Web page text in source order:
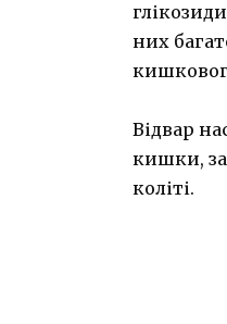
них
Відвар
кишки,
коліті.